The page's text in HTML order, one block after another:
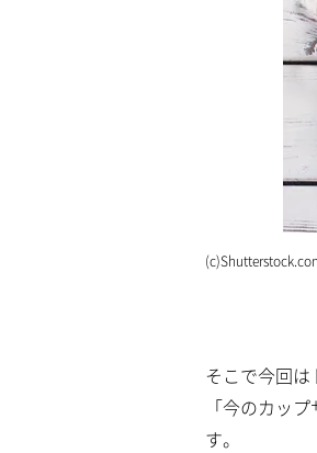
そこで今回
「今のカッ
す。